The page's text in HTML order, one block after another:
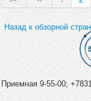
Назад к обзорной
Приемная 9-55-00;